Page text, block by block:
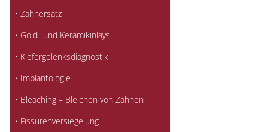
• Zahnersatz
• Gold- und Keramikinlays
• Kiefergelenksdiagnostik
• Implantologie
• Bleaching – Bleichen von Zähnen
• Fissurenversiegelung